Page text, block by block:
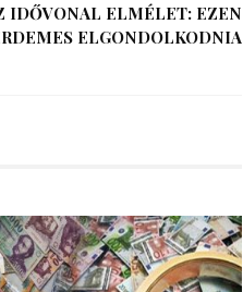
IDŐVONAL ELMÉLET: EZEN
ELGONDOLKODNIA